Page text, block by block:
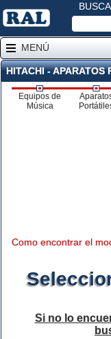
MENÚ
HITACHI - APARATOS
Equipos de
Música
Como encontrar el
Si no lo